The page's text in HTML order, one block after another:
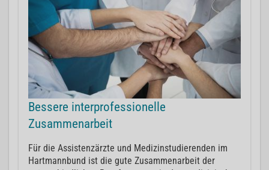
Bessere interprofessionelle
Zusammenarbeit
Für die Assistenzärzte und Medizinstudierenden im
Hartmannbund ist die gute Zusammenarbeit der